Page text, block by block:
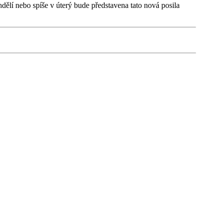
nebo spíše v úterý bude představena tato nová posila